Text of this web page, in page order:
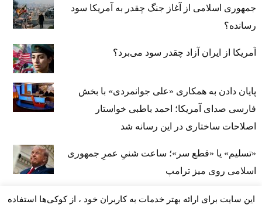
جمهوری اسلامی از آغاز جنگ چقدر به آمریکا سود
رسانده؟
آمریکا از ایران آزاد چقدر سود می‌برد؟
پایان دادن به همکاری «علی جوانمردی» با بخش
فارسی صدای آمریکا؛ احمد باطبی خواستار
اصلاحات ساختاری در این رسانه شد
«تسلیم» یا «قطع سر»؛ ساعت شنیِ عمرِ جمهوری
اسلامی روی میز ترامپ
این سایت برای ارائه بهتر خدمات به کاربران خود ، از کوکی‌ها استفاده